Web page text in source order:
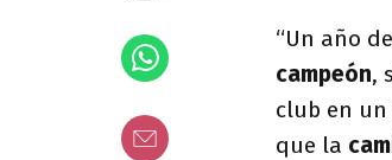
“Un año
campeón,
club en un
que la